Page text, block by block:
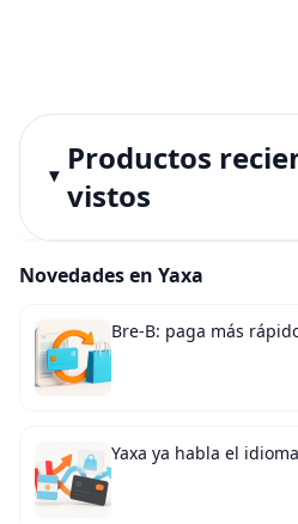
Productos
vistos
Novedades en Yaxa
Bre-B: paga más
Yaxa ya habla el